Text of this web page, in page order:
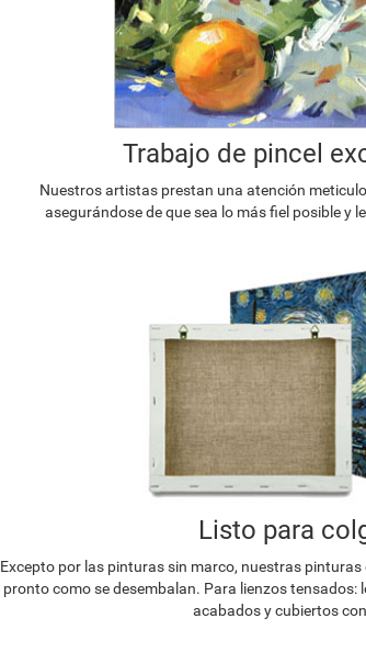
Trabajo de pincel
Nuestros artistas prestan una atención
asegurándose de que sea lo más fiel posible y
Listo para
Excepto por las pinturas sin marco, nuestras
pronto como se desembalan. Para lienzos
acabados y cubiertos